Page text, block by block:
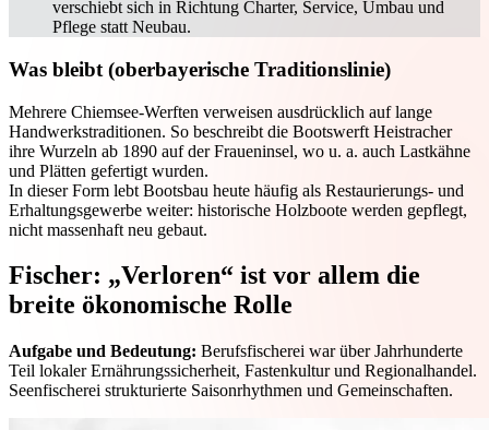
verschiebt sich in Richtung Charter, Service, Umbau und
Pflege statt Neubau.
Was bleibt (oberbayerische Traditionslinie)
Mehrere Chiemsee-Werften verweisen ausdrücklich auf lange
Handwerkstraditionen. So beschreibt die Bootswerft Heistracher
ihre Wurzeln ab 1890 auf der Fraueninsel, wo u. a. auch Lastkähne
und Plätten gefertigt wurden.
In dieser Form lebt Bootsbau heute häufig als Restaurierungs- und
Erhaltungsgewerbe weiter: historische Holzboote werden gepflegt,
nicht massenhaft neu gebaut.
Fischer: „Verloren“ ist vor allem die
breite ökonomische Rolle
Aufgabe und Bedeutung: Berufsfischerei war über Jahrhunderte
Teil lokaler Ernährungssicherheit, Fastenkultur und Regionalhandel.
Seenfischerei strukturierte Saisonrhythmen und Gemeinschaften.